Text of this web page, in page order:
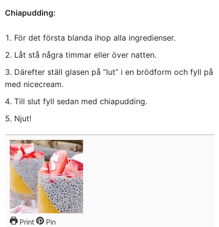
Chiapudding:
För det första blanda ihop alla ingredienser.
Låt stå några timmar eller över natten.
Därefter ställ glasen på ”lut” i en brödform och fyll på
med nicecream.
Till slut fyll sedan med chiapudding.
Njut!
Print Pin